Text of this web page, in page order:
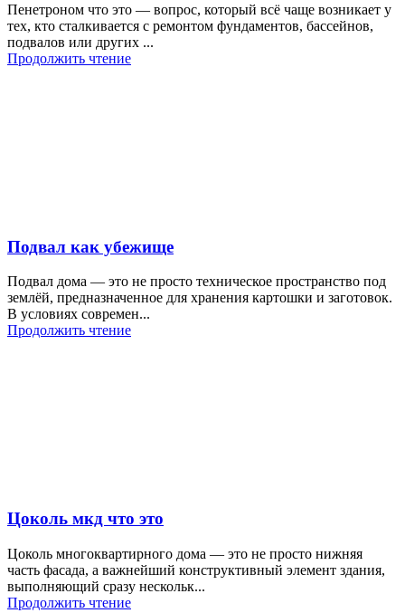
Пенетроном что это — вопрос, который всё чаще возникает у
тех, кто сталкивается с ремонтом фундаментов, бассейнов,
подвалов или других ...
Продолжить чтение
Подвал как убежище
Подвал дома — это не просто техническое пространство под
землёй, предназначенное для хранения картошки и заготовок.
В условиях современ...
Продолжить чтение
Цоколь мкд что это
Цоколь многоквартирного дома — это не просто нижняя
часть фасада, а важнейший конструктивный элемент здания,
выполняющий сразу нескольк...
Продолжить чтение